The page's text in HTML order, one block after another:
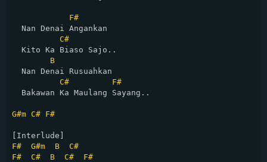
F#
  Nan Denai Angankan
C#
  Kito Ka Biaso Sajo..
B
  Nan Denai Rusuahkan
C#
F#
  Bakawan Ka Maulang Sayang..
G#m C# F#
F#
G#m B
C#
F#
C# B C#
F#